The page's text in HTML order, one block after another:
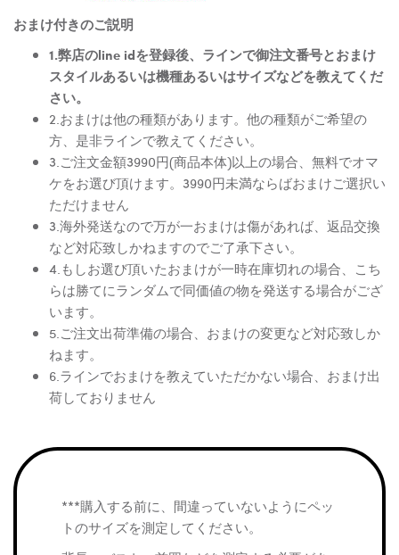
おまけ付きのご説明
1.弊店のline idを登録後、ラインで御注文番号とおまけ
スタイルあるいは機種あるいはサイズなどを教えてくだ
さい。
2.おまけは他の種類があります。他の種類がご希望の
方、是非ラインで教えてください。
3.ご注文金額3990円(商品本体)以上の場合、無料でオマ
ケをお選び頂けます。3990円未満ならばおまけご選択い
ただけません
3.海外発送なので万が一おまけは傷があれば、返品交換
など対応致しかねますのでご了承下さい。
4.もしお選び頂いたおまけが一時在庫切れの場合、こち
らは勝てにランダムで同価値の物を発送する場合がござ
います。
5.ご注文出荷準備の場合、おまけの変更など対応致しか
ねます。
6.ラインでおまけを教えていただかない場合、おまけ出
荷しておりません
***購入する前に、間違っていないようにペッ
トのサイズを測定してください。